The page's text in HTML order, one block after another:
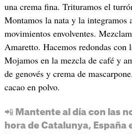
una crema fina. Trituramos el
Montamos la nata y la integramos
movimientos envolventes.
Amaretto. Hacemos redondas con
Mojamos en la mezcla de café y
de genovés y crema de
cacao en polvo.
📲 Mantente al día con las
hora de Catalunya, España